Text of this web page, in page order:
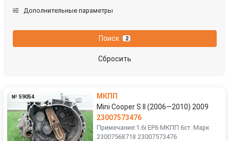
Дополнительные параметры
Поиск 2
Сбросить
№ 59054
МКПП
Mini Cooper S II (2006—2010) 2009
23007573476
Примечание:1.6i EP6 МКПП 6ст. Марк
23007568718 23007573476